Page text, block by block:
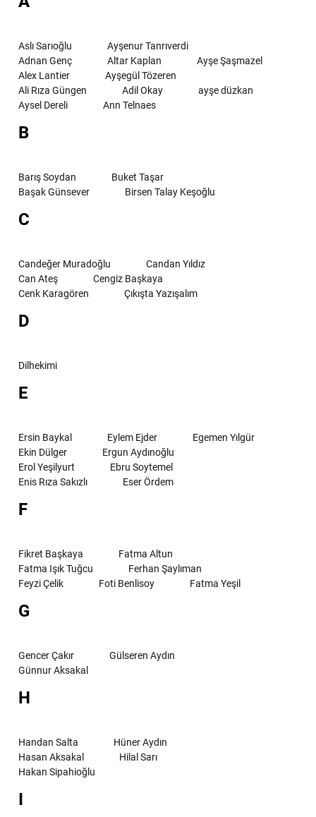
Aslı Sarıoğlu
Ayşenur Tanrıverdi
Adnan Genç
Altar Kaplan
Ayşe Şaşmazel
Alex Lantier
Ayşegül Tözeren
Ali Rıza Güngen
Adil Okay
ayşe düzkan
Aysel Dereli
Ann Telnaes
B
Barış Soydan
Buket Taşar
Başak Günsever
Birsen Talay Keşoğlu
C
Candeğer Muradoğlu
Candan Yıldız
Can Ateş
Cengiz Başkaya
Cenk Karagören
Çıkışta Yazışalım
D
Dilhekimi
E
Ersin Baykal Eylem Ejder
Egemen Yılgür
Ekin Dülger
Ergun Aydınoğlu
Erol Yeşilyurt
Ebru Soytemel
Enis Rıza Sakızlı
Eser Ördem
F
Fikret Başkaya
Fatma Altun
Fatma Işık Tuğcu
Ferhan Şaylıman
Feyzi Çelik
Foti Benlisoy Fatma Yeşil
G
Gencer Çakır
Gülseren Aydın
Günnur Aksakal
H
Handan Salta
Hüner Aydın
Hasan Aksakal
Hilal Sarı
Hakan Sipahioğlu
I